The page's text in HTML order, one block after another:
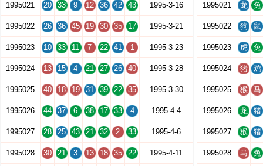
1995021 20 33 9 12 36 42 43 1995-3-16
1995022 26 36 45 19 30 35 17 1995-3-21
1995023 10 33 11 7 22 41 1 1995-3-23
1995024 13 15 4 21 27 26 40 1995-3-28
1995025 40 18 19 31 39 22 35 1995-3-30
1995026 44 37 6 38 17 33 4 1995-4-4
1995027 28 25 43 21 32 2 33 1995-4-6
1995028 30 21 3 13 18 35 22 1995-4-11
1995021 龙 兔
1995022 狗 鼠
1995023 虎 兔
1995024 猪 鸡
1995025 猴 马
1995026 龙 猪
1995027 猴 猪
1995028 马 兔